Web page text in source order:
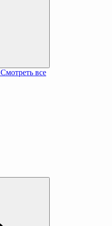
Смотреть все